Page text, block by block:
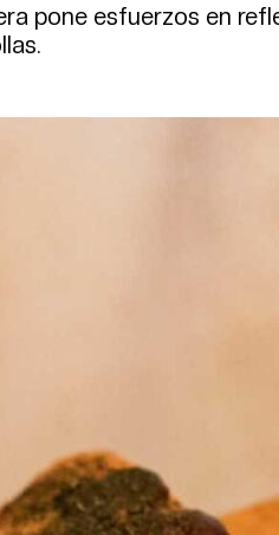
pone esfuerzos en